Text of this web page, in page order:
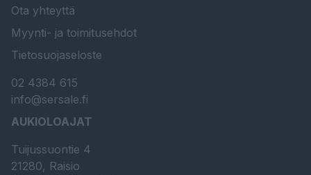
Ota yhteyttä
Myynti- ja toimitusehdot
Tietosuojaseloste
02 4384 615
info@sersale.fi
AUKIOLOAJAT
Tuijussuontie 4
21280, Raisio